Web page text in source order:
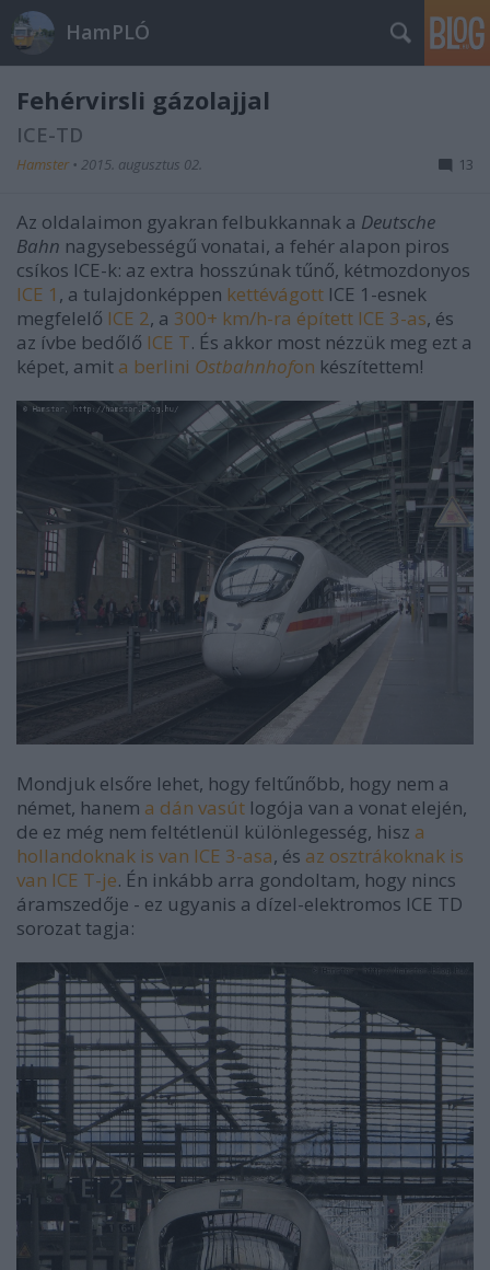
HamPLÓ
Fehérvirsli gázolajjal
ICE-TD
Hamster • 2015. augusztus 02. 13
Az oldalaimon gyakran felbukkannak a Deutsche
Bahn nagysebességű vonatai, a fehér alapon piros
csíkos ICE-k: az extra hosszúnak tűnő, kétmozdonyos
ICE 1 , a tulajdonképpen kettévágott ICE 1-esnek
megfelelő ICE 2, a 300+ km/h-ra épített ICE 3-as, és
az ívbe bedőlő ICE T. És akkor most nézzük meg ezt a
képet, amit a berlini Ostbahnhofon készítettem!
Mondjuk elsőre lehet, hogy feltűnőbb, hogy nem a
német, hanem a dán vasút logója van a vonat elején,
de ez még nem feltétlenül különlegesség, hisz a
hollandoknak is van ICE 3-asa, és az osztrákoknak is
van ICE T-je. Én inkább arra gondoltam, hogy nincs
áramszedője - ez ugyanis a dízel-elektromos ICE TD
sorozat tagja: